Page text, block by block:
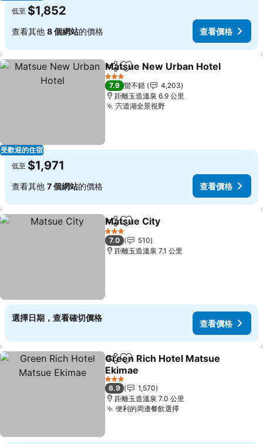
低至 $1,852
查看其他 8 個網站的價格 查看價格
受歡迎的住宿
分享 加入我的最愛
Matsue New Urban Hotel
3 星級
7.9 蠻不錯
4,203
距離玉造溫泉 6.9 公里
宍道湖全景視野
低至 $1,971
查看其他 7 個網站的價格 查看價格
分享 加入我的最愛
Matsue City
3 星級
7.0
510
距離玉造溫泉 7.1 公里
選擇日期，查看確切價格
查看價格
分享 加入我的最愛
Green Rich Hotel Matsue
Ekimae
3 星級
6.9
1,570
距離玉造溫泉 7.0 公里
便利的周邊餐飲選擇